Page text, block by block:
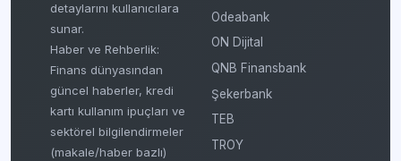
detaylarını kullanıcılara
sunar.
Haber ve Rehberlik:
Finans dünyasından
güncel haberler, kredi
kartı kullanım ipuçları ve
sektörel bilgilendirmeler
(makale/haber bazlı)
Odeabank
ON Dijital
QNB Finansbank
Şekerbank
TEB
TROY